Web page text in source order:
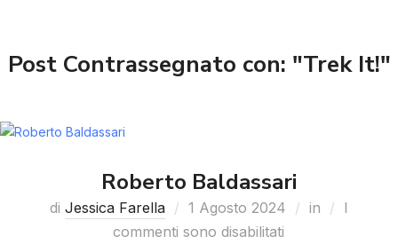
Post Contrassegnato con: "Trek It!"
Roberto Baldassari
di Jessica Farella 1 Agosto 2024 in
I
commenti sono disabilitati